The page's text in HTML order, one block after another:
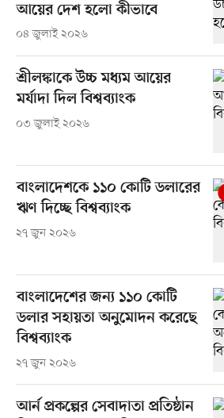
আয়ের দেশ হলো কীভাবে
০৪ জুলাই ২০২৬
শ্রীলঙ্কাকে উচ্চ মধ্যম আয়ের
মর্যাদা দিল বিশ্বব্যাংক
০৩ জুলাই ২০২৬
বাংলাদেশকে ১১০ কোটি ডলারের
ঋণ দিচ্ছে বিশ্বব্যাংক
২৭ জুন ২০২৬
বাংলাদেশের জন্য ১১০ কোটি
ডলার সহায়তা অনুমোদন করেছে
বিশ্বব্যাংক
২৭ জুন ২০২৬
আর্ন প্রকল্পের সেবাদাতা প্রতিষ্ঠান